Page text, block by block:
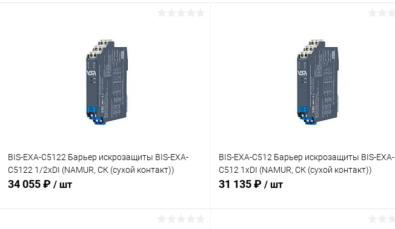
BIS-EXA-C5122 Барьер искрозащиты BIS-EXA-
C5122 1/2хDI (NAMUR, СК (сухой контакт))
34 055 ₽ / шт
BIS-EXA-C512 Барьер искрозащиты BIS-EXA-
C512 1хDI (NAMUR, СК (сухой контакт))
31 135 ₽ / шт